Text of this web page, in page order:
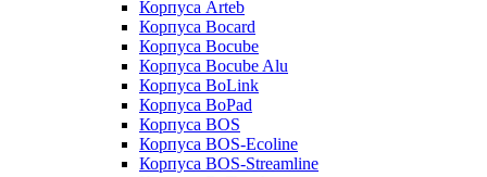
Корпуса Arteb
Корпуса Bocard
Корпуса Bocube
Корпуса Bocube Alu
Корпуса BoLink
Корпуса BoPad
Корпуса BOS
Корпуса BOS-Ecoline
Корпуса BOS-Streamline